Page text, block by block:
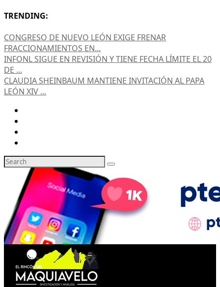
TRENDING:
CONGRESO DE NUEVO LEÓN EXIGE FRENAR
FRACCIONAMIENTOS EN...
INFONL SIGUE EN REVISIÓN Y TIENE FECHA LÍMITE EL 20
DE ...
CLAUDIA SHEINBAUM MANTIENE INVITACIÓN AL PAPA
LEÓN XIV ...